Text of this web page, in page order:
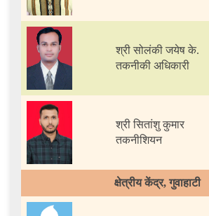
श्री सोलंकी जयेष के.
तकनीकी अधिकारी
श्री सितांशु कुमार
तकनीशियन
क्षेत्रीय केंद्र, गुवाहाटी